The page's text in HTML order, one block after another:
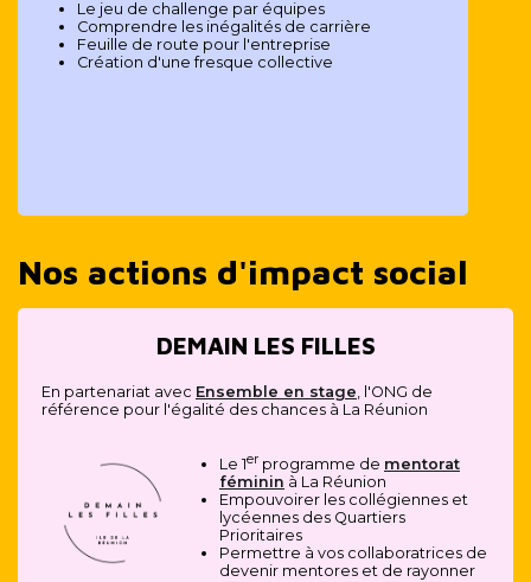
Le jeu de challenge par équipes
Comprendre les inégalités de carrière
Feuille de route pour l'entreprise
Création d'une fresque collective
Nos actions d'impact social
DEMAIN LES FILLES
En partenariat avec Ensemble en stage, l'ONG de
référence pour l'égalité des chances à La Réunion
Le 1er programme de mentorat
féminin à La Réunion
Empouvoirer les collégiennes et
lycéennes des Quartiers
Prioritaires
Permettre à vos collaboratrices de
devenir mentores et de rayonner